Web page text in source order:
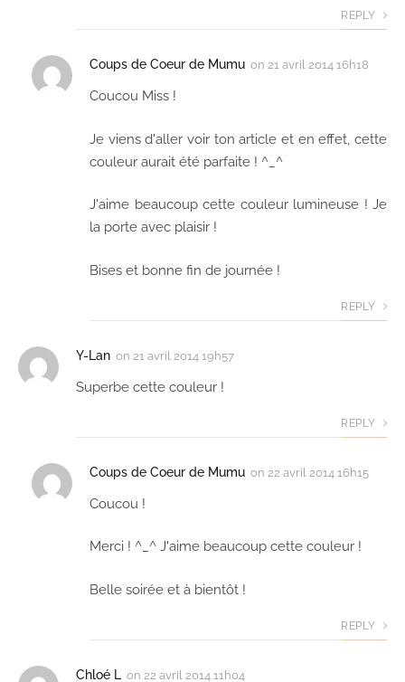
REPLY
Coups de Coeur de Mumu on 21 avril 2014 16h18
Coucou Miss !
Je viens d'aller voir ton article et en effet, cette
couleur aurait été parfaite ! ^_^
J'aime beaucoup cette couleur lumineuse ! Je
la porte avec plaisir !
Bises et bonne fin de journée !
REPLY
Y-Lan on 21 avril 2014 19h57
Superbe cette couleur !
REPLY
Coups de Coeur de Mumu on 22 avril 2014 16h15
Coucou !
Merci ! ^_^ J'aime beaucoup cette couleur !
Belle soirée et à bientôt !
REPLY
Chloé L on 22 avril 2014 11h04